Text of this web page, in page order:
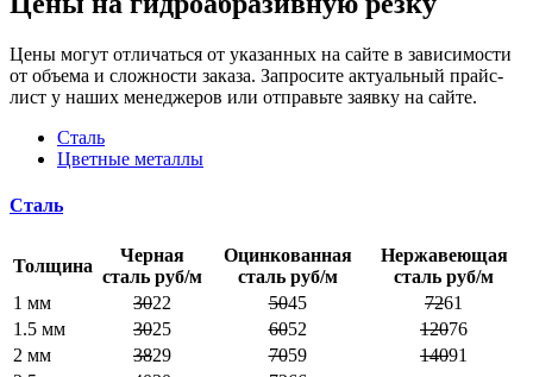
Цены могут отличаться от указанных на сайте в зависимости
от объема и сложности заказа. Запросите актуальный прайс-
лист у наших менеджеров или отправьте заявку на сайте.
Сталь
Цветные металлы
Сталь
Толщина
Черная
сталь руб/м
Оцинкованная
сталь руб/м
Нержавеющая
сталь руб/м
1 мм
3022 5045 7261
1.5 мм
3025 6052 12076
2 мм
3829 7059 14091